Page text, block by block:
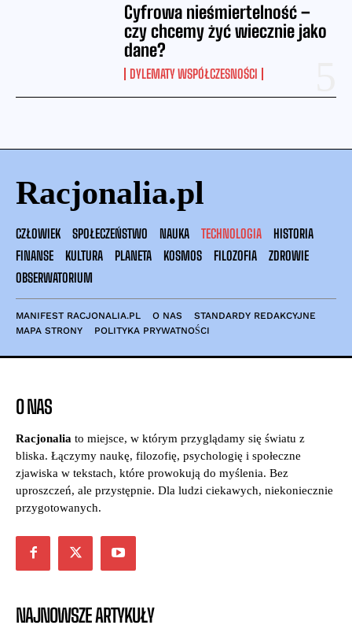
Cyfrowa nieśmiertelność –
czy chcemy żyć wiecznie jako
dane?
DYLEMATY WSPÓŁCZESNOŚCI
Racjonalia.pl
CZŁOWIEK SPOŁECZEŃSTWO NAUKA TECHNOLOGIA
HISTORIA
FINANSE
KULTURA PLANETA KOSMOS FILOZOFIA
ZDROWIE
OBSERWATORIUM
MANIFEST RACJONALIA.PL O NAS
STANDARDY REDAKCYJNE
MAPA STRONY
POLITYKA PRYWATNOŚCI
O NAS
Racjonalia to miejsce, w którym przyglądamy się światu z
bliska. Łączymy naukę, filozofię, psychologię i społeczne
zjawiska w tekstach, które prowokują do myślenia. Bez
uproszczeń, ale przystępnie. Dla ludzi ciekawych, niekoniecznie
przygotowanych.
NAJNOWSZE ARTYKUŁY